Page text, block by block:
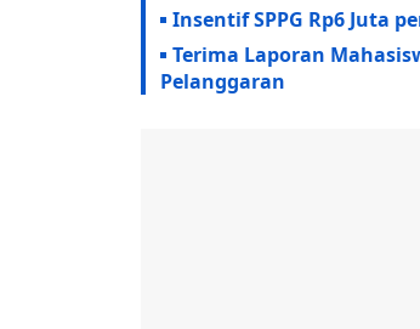
Insentif SPPG Rp6 Juta
Terima Laporan
Pelanggaran